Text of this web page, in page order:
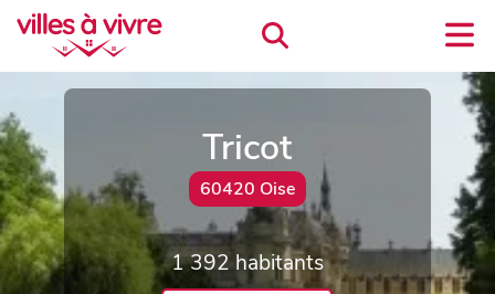
Tricot
60420 Oise
1 392 habitants